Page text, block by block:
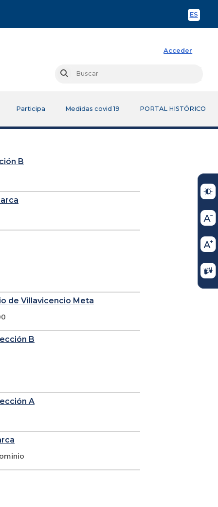
ES
Acceder
Buscar
Participa Medidas covid 19 PORTAL HISTÓRICO
B
de Villavicencio Meta
B
A